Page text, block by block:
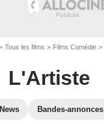
Tous les films Films Comédie
L'Artiste
News Bandes-annonces